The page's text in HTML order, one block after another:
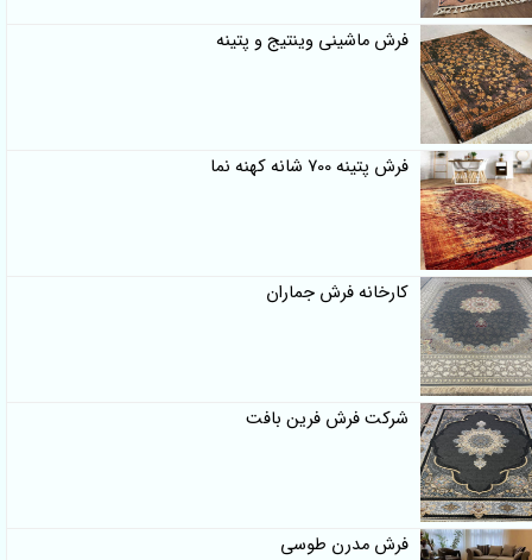
فرش ماشینی وینتیج و پتینه
فرش پتینه 700 شانه کهنه نما
کارخانه فرش جماران
شرکت فرش فرین بافت
فرش مدرن طوسی